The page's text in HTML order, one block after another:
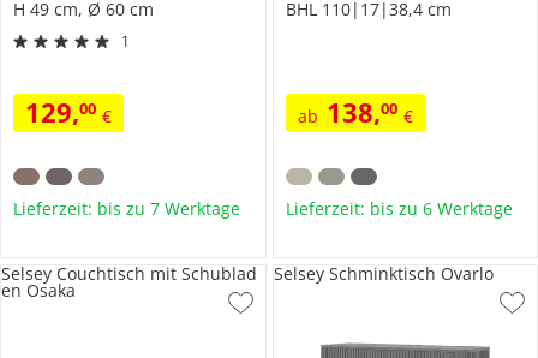
H 49 cm, Ø 60 cm
1
129,00 €
Lieferzeit: bis zu 7 Werktage
BHL 110|17|38,4 cm
ab 138,00 €
Lieferzeit: bis zu 6 Werktage
Selsey Couchtisch mit Schublad
en Osaka
Selsey Schminktisch Ovarlo